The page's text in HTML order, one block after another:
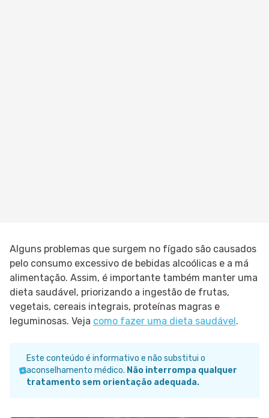
Alguns problemas que surgem no fígado são causados
pelo consumo excessivo de bebidas alcoólicas e a má
alimentação. Assim, é importante também manter uma
dieta saudável, priorizando a ingestão de frutas,
vegetais, cereais integrais, proteínas magras e
leguminosas. Veja como fazer uma dieta saudável.
Este conteúdo é informativo e não substitui o
aconselhamento médico. Não interrompa qualquer
tratamento sem orientação adequada.